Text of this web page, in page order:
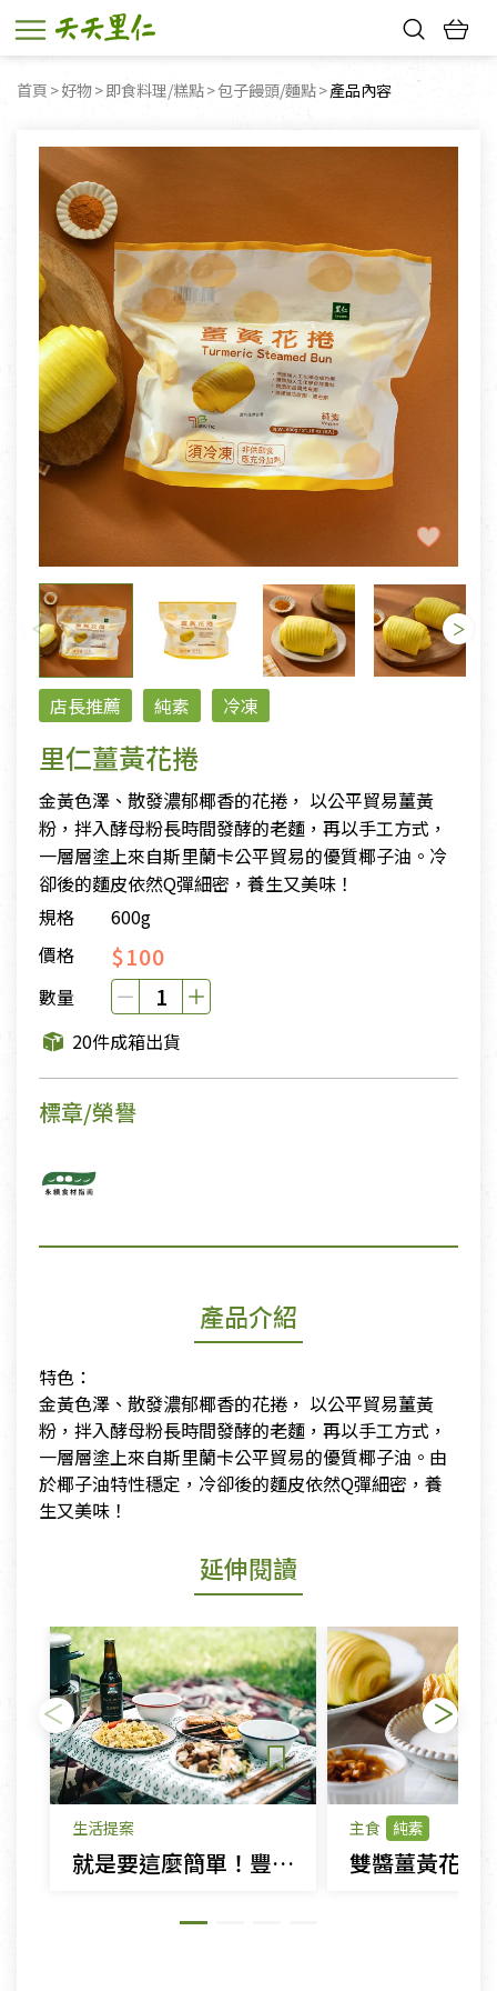
首頁 好物 即食料理/糕點 包子饅頭/麵點 目前頁面：
產品內容
店長推薦 純素 冷凍
里仁薑黃花捲
金黃色澤、散發濃郁椰香的花捲， 以公平貿易薑黃
粉，拌入酵母粉長時間發酵的老麵，再以手工方式，
一層層塗上來自斯里蘭卡公平貿易的優質椰子油。冷
卻後的麵皮依然Q彈細密，養生又美味！
規格
600g
價格
$100
數量
20件成箱出貨
標章/榮譽
產品介紹
特色：
金黃色澤、散發濃郁椰香的花捲， 以公平貿易薑黃
粉，拌入酵母粉長時間發酵的老麵，再以手工方式，
一層層塗上來自斯里蘭卡公平貿易的優質椰子油。由
於椰子油特性穩定，冷卻後的麵皮依然Q彈細密，養
生又美味！
延伸閱讀
生活提案
就是要這麼簡單！豐盛露營料理輕鬆煮
主食 純素
雙醬薑黃花捲